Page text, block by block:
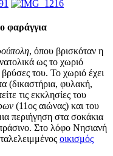
φαράγγια
, όπου βρισκόταν η
ως το χωριό
βρύσες του. Το χωριό έχει
(δικαστήρια, φυλακή,
τις εκκλησίες του
(11ος αιώνας) και του
περιήγηση στα σοκάκια
Στο λόφο Νησιανή
οικισμός